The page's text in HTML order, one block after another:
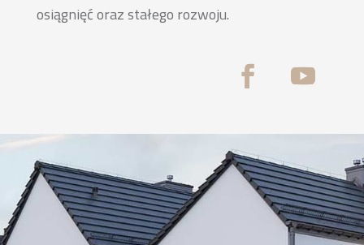
osiągnięć oraz stałego rozwoju.